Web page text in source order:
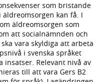
som bristande
kan få. I
äldreomsorgen som
att socialnämnden och
vara skyldiga att arbeta
i svenska språket
insatser. Relevant nivå av
till att vara Gers B2